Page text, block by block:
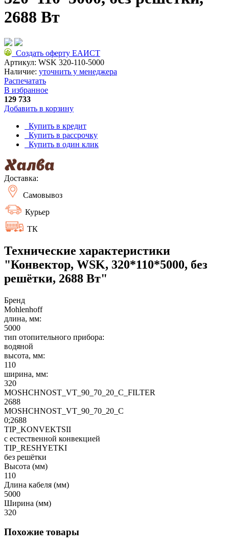
2688 Вт
Создать оферту ЕАИСТ
Артикул: WSK 320-110-5000
Наличие: уточнить у менеджера
Распечатать
В избранное
129 733
Добавить в корзину
Купить в кредит
Купить в рассрочку
Купить в один клик
Доставка:
Самовывоз
Курьер
ТК
Технические характеристики
"Конвектор, WSK, 320*110*5000, без
решётки, 2688 Вт"
Бренд
Mohlenhoff
длина, мм:
5000
тип отопительного прибора:
водяной
высота, мм:
110
ширина, мм:
320
MOSHCHNOST_VT_90_70_20_C_FILTER
2688
MOSHCHNOST_VT_90_70_20_C
0;2688
TIP_KONVEKTSII
с естественной конвекцией
TIP_RESHYETKI
без решётки
Высота (мм)
110
Длина кабеля (мм)
5000
Ширина (мм)
320
Похожие товары